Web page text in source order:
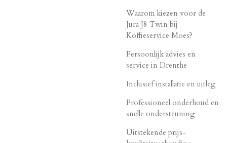
Waarom kiezen voor de
Jura J8 Twin bij
Koffieservice Moes?
Persoonlijk advies en
service in Drenthe
Inclusief installatie en uitleg
Professioneel onderhoud en
snelle ondersteuning
Uitstekende prijs-